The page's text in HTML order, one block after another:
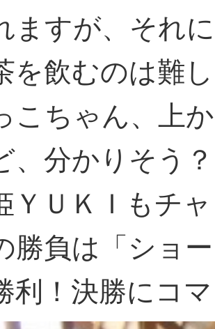
ますが、それ
を飲むのは難
こちゃん、上
、分かりそう？
ＹＵＫＩもチ
勝負は「ショ
利！決勝にコ